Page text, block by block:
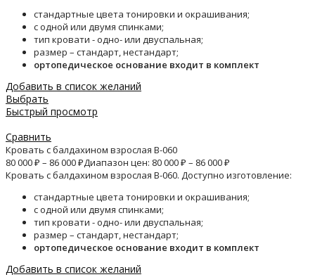
стандартные цвета тонировки и окрашивания;
с одной или двумя спинками;
тип кровати - одно- или двуспальная;
размер – стандарт, нестандарт;
ортопедическое основание входит в комплект
Добавить в список желаний
Выбрать
Быстрый просмотр
Сравнить
Кровать с балдахином взрослая B-060
80 000₽ – 86 000₽Диапазон цен: 80 000 ₽ – 86 000 ₽
Кровать с балдахином взрослая B-060. Доступно изготовление:
стандартные цвета тонировки и окрашивания;
с одной или двумя спинками;
тип кровати - одно- или двуспальная;
размер – стандарт, нестандарт;
ортопедическое основание входит в комплект
Добавить в список желаний